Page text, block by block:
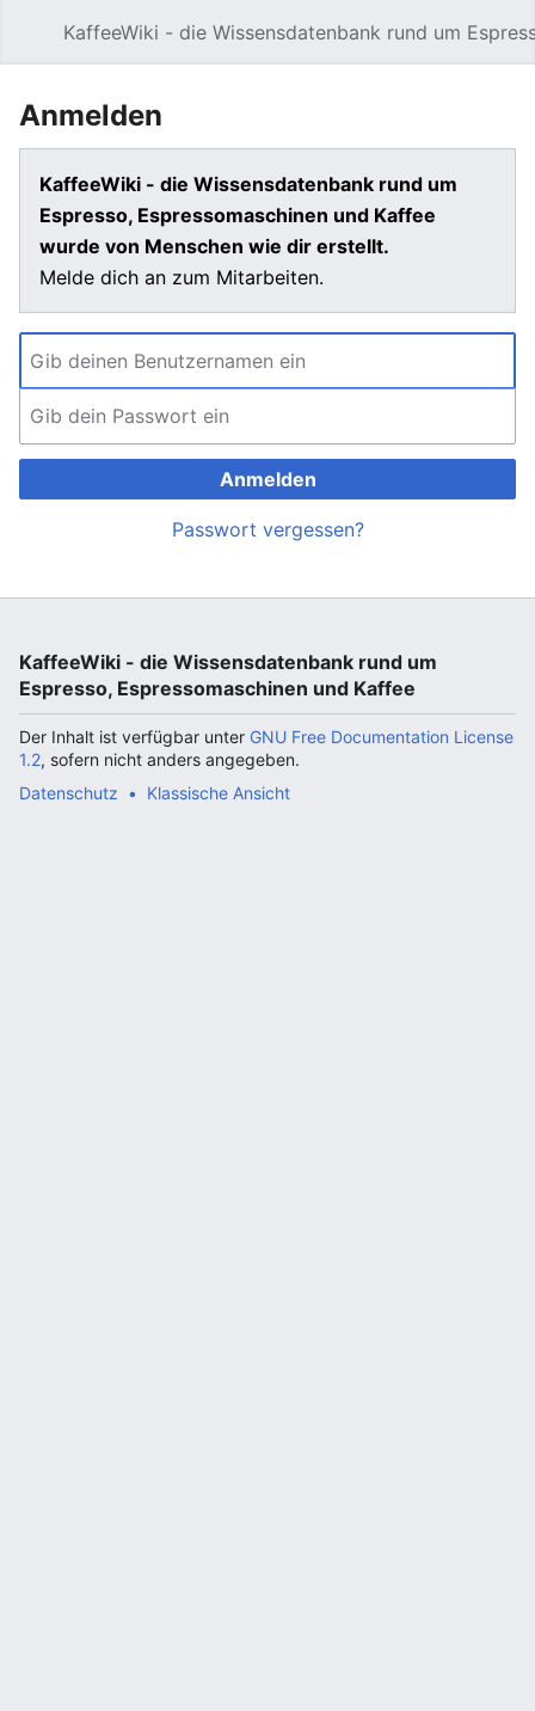
KaffeeWiki - die Wissensdatenbank rund um
Anmelden
KaffeeWiki - die Wissensdatenbank rund um
Espresso, Espressomaschinen und Kaffee
wurde von Menschen wie dir erstellt.
Melde dich an zum Mitarbeiten.
Anmelden
Passwort vergessen?
KaffeeWiki - die Wissensdatenbank rund um
Espresso, Espressomaschinen und Kaffee
Der Inhalt ist verfügbar unter GNU Free Documentation License
1.2, sofern nicht anders angegeben.
Datenschutz
Klassische Ansicht